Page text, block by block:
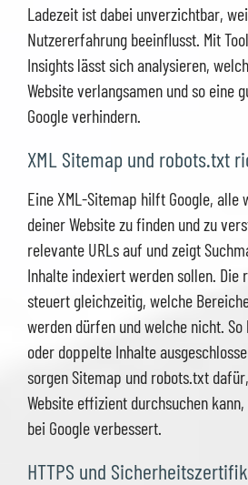
Ladezeit ist dabei unverzichtbar,
Nutzererfahrung beeinflusst. Mit
Insights lässt sich analysieren,
Website verlangsamen und so eine
Google verhindern.
XML Sitemap und robots.txt
Eine XML-Sitemap hilft Google, alle
deiner Website zu finden und zu
relevante URLs auf und zeigt
Inhalte indexiert werden sollen. Die
steuert gleichzeitig, welche
werden dürfen und welche nicht.
oder doppelte Inhalte
sorgen Sitemap und robots.txt
Website effizient durchsuchen
bei Google verbessert.
HTTPS und